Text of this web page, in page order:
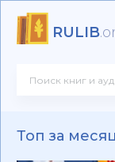
RULIB
Топ за